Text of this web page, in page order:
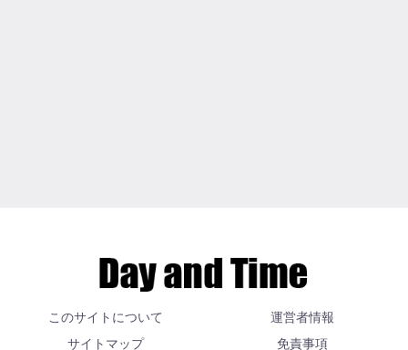
このサイトについて
運営者情報
サイトマップ
免責事項